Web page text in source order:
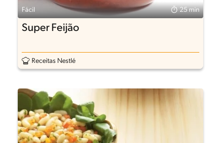
Fácil 25 min
Super Feijão
Receitas Nestlé